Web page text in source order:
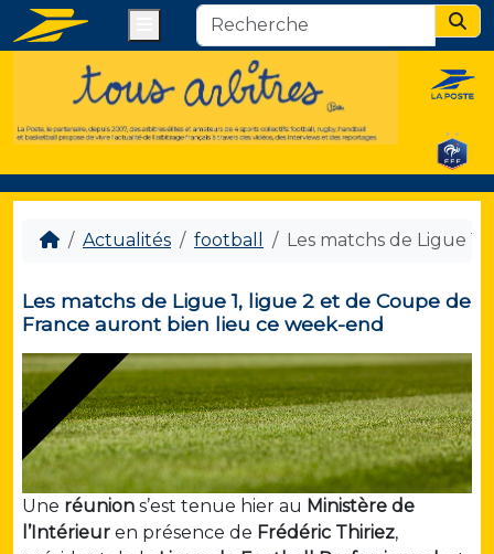
Actualités football Les matchs de Ligue
Les matchs de Ligue 1, ligue 2 et de Coupe de
France auront bien lieu ce week-end
Une réunion s’est tenue hier au Ministère de
l’Intérieur en présence de Frédéric Thiriez,